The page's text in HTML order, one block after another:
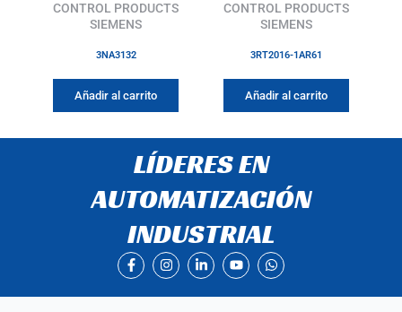
CONTROL PRODUCTS
SIEMENS
3NA3132
Añadir al carrito
CONTROL PRODUCTS
SIEMENS
3RT2016-1AR61
Añadir al carrito
LÍDERES EN
AUTOMATIZACIÓN
INDUSTRIAL
F
a
c
e
I
n
s
t
L
i
n
k
Y
o
u
t
W
h
a
t